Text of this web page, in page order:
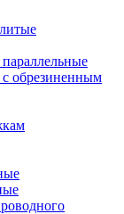
обрезиненным